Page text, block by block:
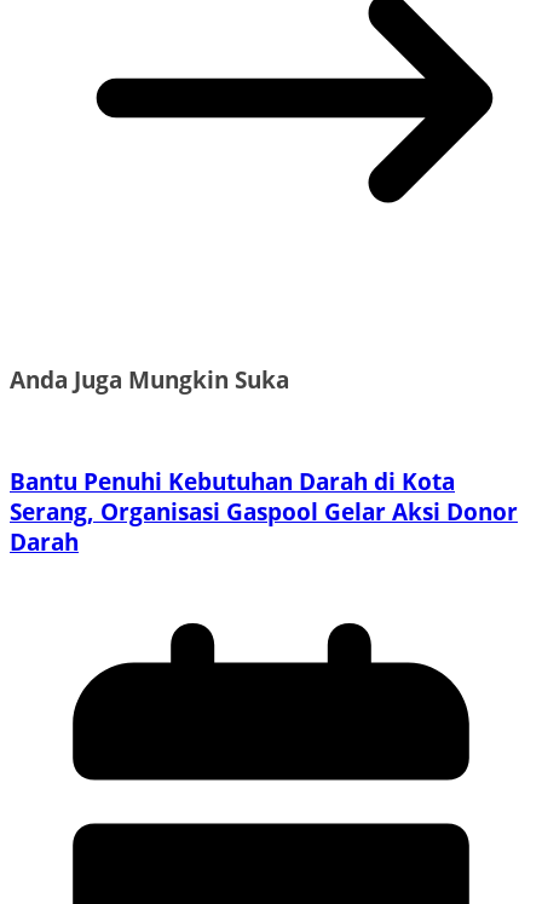
Anda Juga Mungkin Suka
Bantu Penuhi Kebutuhan Darah di Kota
Serang, Organisasi Gaspool Gelar Aksi Donor
Darah